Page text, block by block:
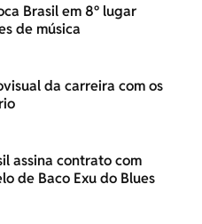
Brasil em 8º lugar
de música
da carreira com os
assina contrato com
de Baco Exu do Blues